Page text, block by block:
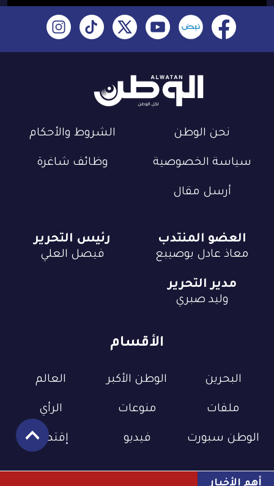
أهم الأخبار
نحن الوطن الشروط والأحكام
سياسة الخصوصية وظائف شاغرة
أرسل مقال
الأقسام
البحرين الوطن الأكبر العالم
ملفات منوعات الرأي
الوطن سبورت فيديو إقتصاد
العضو المنتدب
معاذ عادل بوصيبع
رئيس التحرير
فيصل العلي
مدير التحرير
وليد صبري